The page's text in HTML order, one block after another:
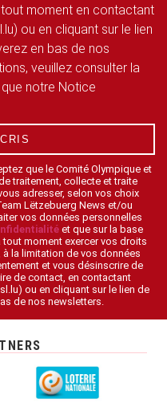
moment en contactant
ou en cliquant sur le lien
en bas de nos
veuillez consulter la
notre Notice
que le Comité Olympique et
traitement, collecte et traite
adresser, selon vos choix
Lëtzebuerg News et/ou
vos données personnelles
et que sur la base
moment exercer vos droits
la limitation de vos données
et vous désinscrire de
de contact, en contactant
ou en cliquant sur le lien de
de nos newsletters.